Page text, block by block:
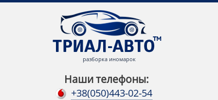
разборка иномарок
Наши телефоны:
+38(050)443-02-54